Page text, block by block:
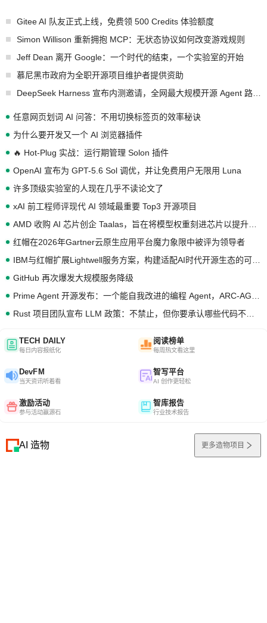
Gitee AI 队友正式上线，免费领 500 Credits 体验额度
Simon Willison 重新拥抱 MCP：无状态协议如何改变游戏规则
Jeff Dean 离开 Google：一个时代的结束，一个实验室的开始
慕尼黑市政府为全职开源项目维护者提供资助
任意网页划词 AI 问答：不用切换标签页的效率秘诀
为什么要开发又一个 AI 浏览器插件
🔥 Hot-Plug 实战：运行期管理 Solon 插件
OpenAI 宣布为 GPT-5.6 Sol 调优，并让免费用户无限用 Luna
许多顶级实验室的人现在几乎不读论文了
xAI 前工程师评现代 AI 领域最重要 Top3 开源项目
红帽在2026年Gartner云原生应用平台魔力象限中被评为领导者
GitHub 再次爆发大规模服务降级
TECH DAILY
每日内容报纸化
阅读榜单
每周热文看这里
DevFM
当天资讯听着看
智写平台
AI 创作更轻松
激励活动
参与活动赢源石
智库报告
行业技术报告
AI 造物 更多造物项目